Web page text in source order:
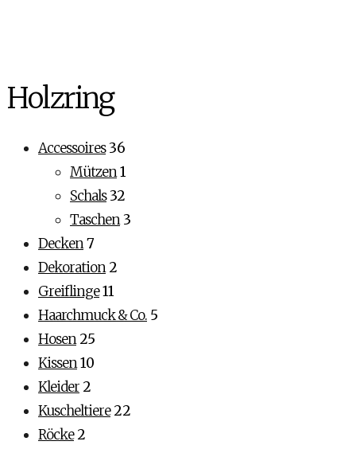
Holzring
Accessoires36
Mützen1
Schals32
Taschen3
Decken7
Dekoration 2
Greiflinge11
Haarchmuck & Co. 5
Hosen 25
Kissen10
Kleider 2
Kuscheltiere 22
Röcke 2